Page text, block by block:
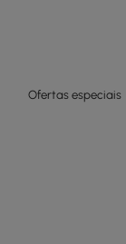
Ofertas especiais